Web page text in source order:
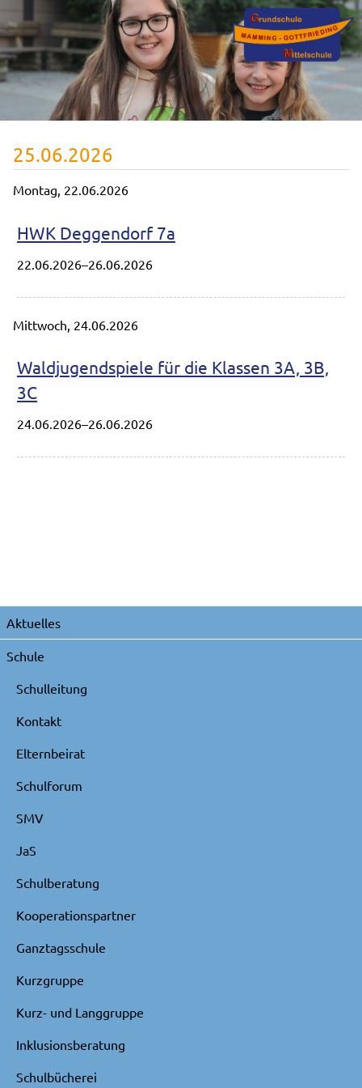
25.06.2026
Montag, 22.06.2026
HWK Deggendorf 7a
22.06.2026–26.06.2026
Mittwoch, 24.06.2026
Waldjugendspiele für die Klassen 3A, 3B,
3C
24.06.2026–26.06.2026
Navigation
überspringen
Aktuelles
Schule
Schulleitung
Kontakt
Elternbeirat
Schulforum
SMV
JaS
Schulberatung
Kooperationspartner
Ganztagsschule
Kurzgruppe
Kurz- und Langgruppe
Inklusionsberatung
Schulbücherei